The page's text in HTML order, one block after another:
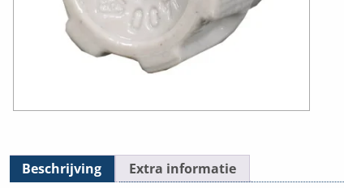
Beschrijving Extra informatie